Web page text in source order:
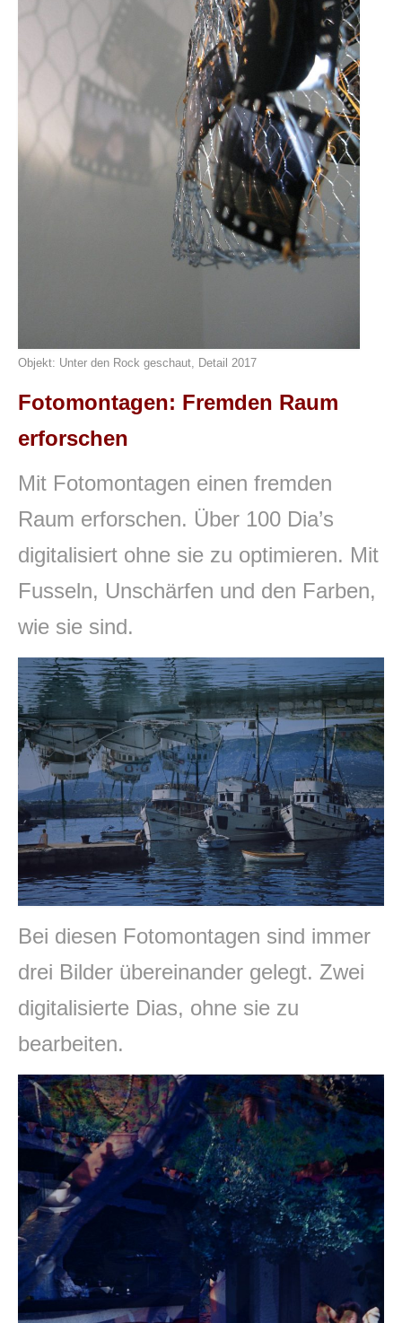
Objekt: Unter den Rock geschaut, Detail 2017
Fotomontagen: Fremden Raum
erforschen
Mit Fotomontagen einen fremden
Raum erforschen. Über 100 Dia’s
digitalisiert ohne sie zu optimieren. Mit
Fusseln, Unschärfen und den Farben,
wie sie sind.
Bei diesen Fotomontagen sind immer
drei Bilder übereinander gelegt. Zwei
digitalisierte Dias, ohne sie zu
bearbeiten.